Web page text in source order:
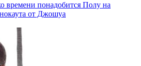
времени понадобится Полу на
от Джошуа